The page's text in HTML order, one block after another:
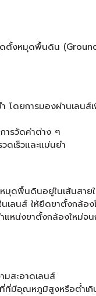
ดตั้งหมุดพื้นดิน
ดยการมองผ่านเลนส์เ
ารวัดค่าต่าง ๆ
ดเร็วและแม่นยำ
มุดพื้นดินอยู่ในเส้นสาย
เลนส์ ให้ยึดขาตั้งกล้อ
หน่งขาตั้งกล้องใหม่จน
มสะอาดเลนส์
ที่ที่มีอุณหภูมิสูงหรือต่ำเกิ